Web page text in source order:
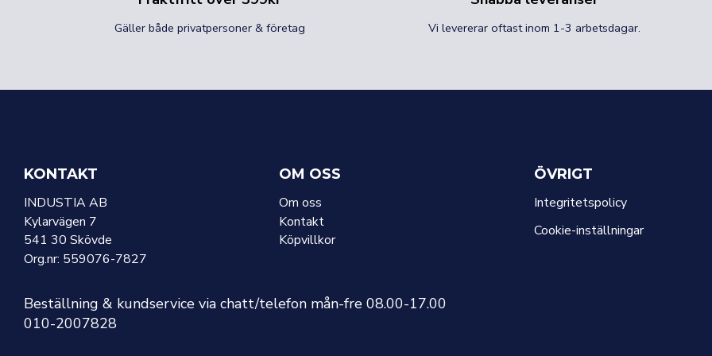
Gäller både privatpersoner & företag Vi levererar oftast inom 1-3 arbetsdagar.
KONTAKT
INDUSTIA AB
Kylarvägen 7
541 30 Skövde
Org.nr: 559076-7827
OM OSS
Om oss
Kontakt
Köpvillkor
ÖVRIGT
Integritetspolicy
Cookie-inställningar
Beställning & kundservice via chatt/telefon mån-fre 08.00-17.00
010-2007828